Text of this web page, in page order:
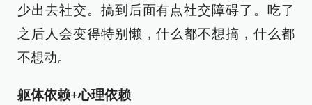
少出去社交。搞到后面有点社交障碍了。吃了
之后人会变得特别懒，什么都不想搞，什么都
不想动。
躯体依赖+心理依赖